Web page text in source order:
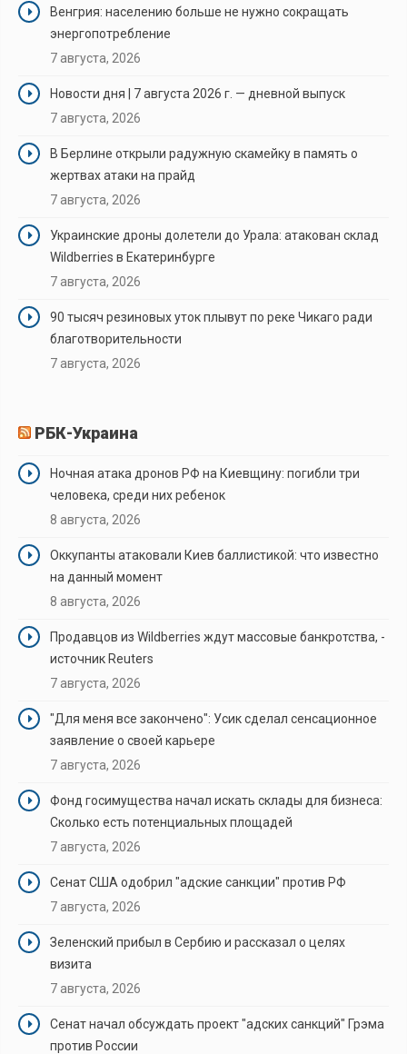
Венгрия: населению больше не нужно сокращать
энергопотребление
7 августа, 2026
Новости дня | 7 августа 2026 г. — дневной выпуск
7 августа, 2026
В Берлине открыли радужную скамейку в память о
жертвах атаки на прайд
7 августа, 2026
Украинские дроны долетели до Урала: атакован склад
Wildberries в Екатеринбурге
7 августа, 2026
90 тысяч резиновых уток плывут по реке Чикаго ради
благотворительности
7 августа, 2026
РБК-Украина
Ночная атака дронов РФ на Киевщину: погибли три
человека, среди них ребенок
8 августа, 2026
Оккупанты атаковали Киев баллистикой: что известно
на данный момент
8 августа, 2026
Продавцов из Wildberries ждут массовые банкротства, -
источник Reuters
7 августа, 2026
"Для меня все закончено": Усик сделал сенсационное
заявление о своей карьере
7 августа, 2026
Фонд госимущества начал искать склады для бизнеса:
Сколько есть потенциальных площадей
7 августа, 2026
Сенат США одобрил "адские санкции" против РФ
7 августа, 2026
Зеленский прибыл в Сербию и рассказал о целях
визита
7 августа, 2026
Сенат начал обсуждать проект "адских санкций" Грэма
против России